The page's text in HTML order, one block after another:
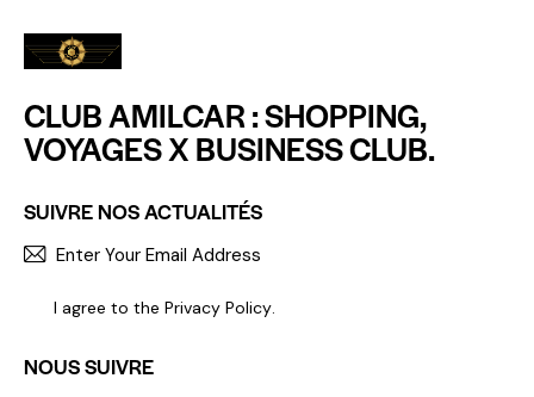
CLUB AMILCAR : SHOPPING,
VOYAGES X BUSINESS CLUB.
SUIVRE NOS ACTUALITÉS
I agree to the Privacy Policy.
NOUS SUIVRE